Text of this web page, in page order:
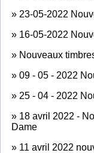
» 23-05-2022
» 16-05-2022
» Nouveaux
» 09 - 05 - 2022
» 25 - 04 - 2022
» 18 avril 2022 -
Dame
» 11 avril 2022